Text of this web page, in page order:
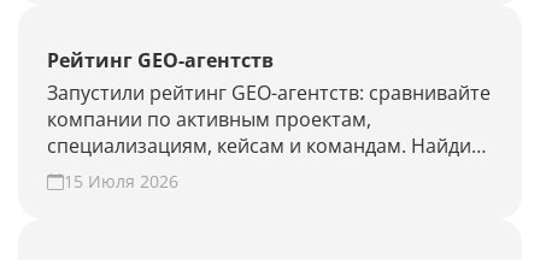
Рейтинг GEO-агентств
Запустили рейтинг GEO-агентств: сравнивайте
компании по активным проектам,
специализациям, кейсам и командам. Найдите
подрядчика для продвижения в ChatGPT,
Алисе AI и Perplexity или добавьте своё
15 Июля 2026